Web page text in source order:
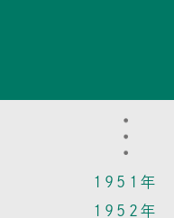
1951年
1952年